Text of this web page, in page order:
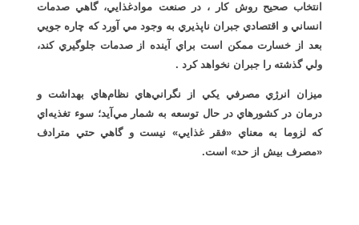
انتخاب صحيح روش كار ، در صنعت موادغذايي، گاهي صدمات
انساني و اقتصادي جبران ناپذيري به وجود مي آورد كه چاره جويي
بعد از خسارت ممكن است براي آينده از صدمات جلوگيري كند،
ولي گذشته را جبران نخواهد كرد .
ميزان انرژي مصرفي يكي از نگراني‌هاي نظام‌هاي بهداشت و
درمان در كشورهاي در حال توسعه به شمار مي‌آيد؛ سوء تغذيه‌اي
كه لزوما به معناي «فقر غذايي» نيست و گاهي حتي مترادف
«مصرف بيش از حد» است.